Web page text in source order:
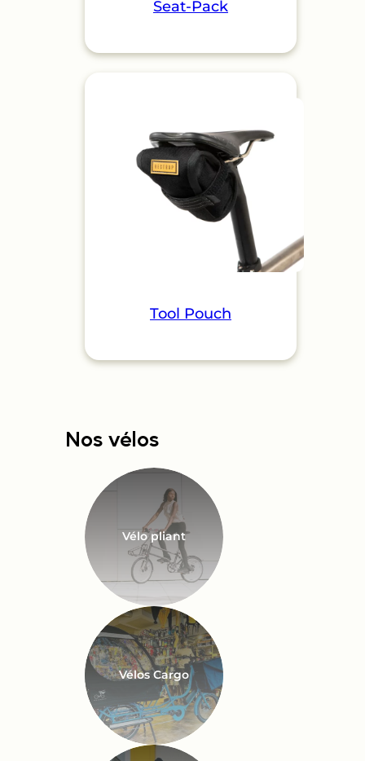
Seat-Pack
Tool Pouch
Nos vélos
Vélo pliant
Vélos Cargo